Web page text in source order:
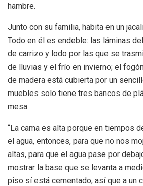
hambre.
Junto con su familia, habita en un
Todo en él es endeble: las láminas
de carrizo y lodo por las que se
de lluvias y el frío en invierno; el
de madera está cubierta por un
muebles solo tiene tres bancos de
mesa.
“La cama es alta porque en tiempos
el agua, entonces, para que no nos
altas, para que el agua pase por
mostrar la base que se levanta a
piso sí está cementado, así que a un